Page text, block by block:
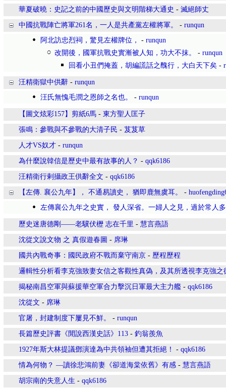
華夏破曉：史記之前的中國歷史與文明階梯大通史 - 滅絕師丈
中國抗戰陣亡將軍261名，一人是共產黨左權將軍。 - runqun
阿北訪忠烈祠，驚見左權牌位，
- runqun
改開後，國軍抗戰史實漸被人知，功大不抹。
- runqun
回看小丑們掩蓋，胡編謊話之醜行，大白天下矣 -
汪精衛獄中供辭 - runqun
汪氏無愧毛潤之恩師之名也。
- runqun
【圖文炫彩157】剪紙6馬 - 東方聖人匡子
張鳴：參戰與不參戰的大清子民 - 芨芨草
人才VS奴才 - runqun
為什麼說韓信是歷史中最有故事的人？ - qqk6186
汪精衛行剌攝政王供辭全文 - qqk6186
【左傳. 襄公九年】， 不通易讀史， 猶即鹿無虞耳。 -
左傳襄公九年之史實， 發人深省。一婦人之見，過於常人
歷史迷唐德剛——老驥伏櫪 志在千里 - 慧言燕語
沈從文說文物 之 真假遊春圖 - 席琳
國共內戰奇事：國民政府不戰而棄守南京 - 歷程歷程
邏輯性分析看李克強致妻女信之客觀性真偽，及其所透視李克強之
揭秘南昌空軍與蘇援華空軍合力擊沉日軍最大主力艦 - qqk6186
沈從文 - 席琳
官屠，封建制度下屢見不鮮。 - runqun
長篇歷史評書《閒說西漢史話》113 - 釣翁羨魚
1927年斯大林提議鄧演達為中共領袖但遭其拒絕！ - qqk6186
情為何物？ —讀徐悲鴻前妻《卻道海棠依舊》有感 - 慧言燕語
胡宗南的失意人生 - qqk6186